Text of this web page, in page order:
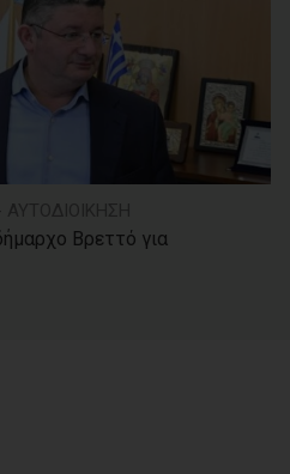
Βρεττό για